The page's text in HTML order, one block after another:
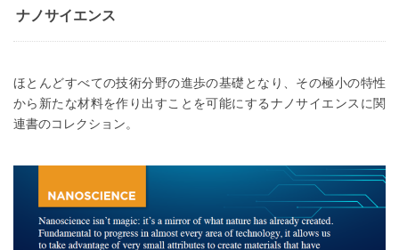
ナノサイエンス
ほとんどすべての技術分野の進歩の基礎となり、その極小の特性
から新たな材料を作り出すことを可能にするナノサイエンスに関
連書のコレクション。